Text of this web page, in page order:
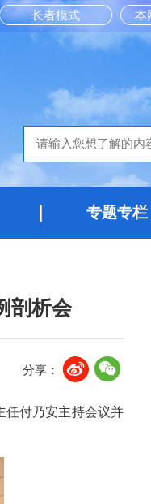
本
长者模式
专题专栏
剖析会
分享：
任付乃安主持会议并